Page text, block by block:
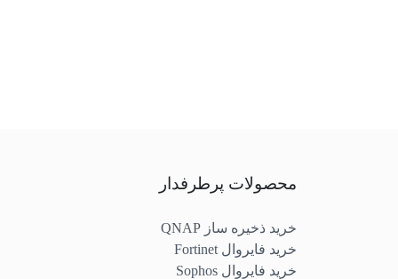
محصولات پرطرفدار
خرید ذخیره ساز QNAP
خرید فایروال Fortinet
خرید فایروال Sophos